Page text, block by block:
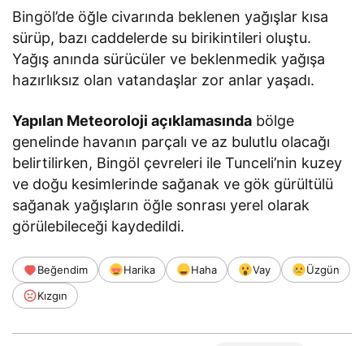
Bingöl’de öğle civarında beklenen yağışlar kısa
sürüp, bazı caddelerde su birikintileri oluştu.
Yağış anında sürücüler ve beklenmedik yağışa
hazırlıksız olan vatandaşlar zor anlar yaşadı.
Yapılan Meteoroloji açıklamasında bölge
genelinde havanın parçalı ve az bulutlu olacağı
belirtilirken, Bingöl çevreleri ile Tunceli’nin kuzey
ve doğu kesimlerinde sağanak ve gök gürültülü
sağanak yağışların öğle sonrası yerel olarak
görülebileceği kaydedildi.
Beğendim Harika Haha Vay
Üzgün
Kızgın